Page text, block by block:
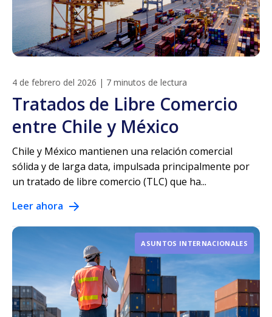
4 de febrero del 2026 | 7 minutos de lectura
Tratados de Libre Comercio
entre Chile y México
Chile y México mantienen una relación comercial
sólida y de larga data, impulsada principalmente por
un tratado de libre comercio (TLC) que ha...
Leer ahora
ASUNTOS INTERNACIONALES